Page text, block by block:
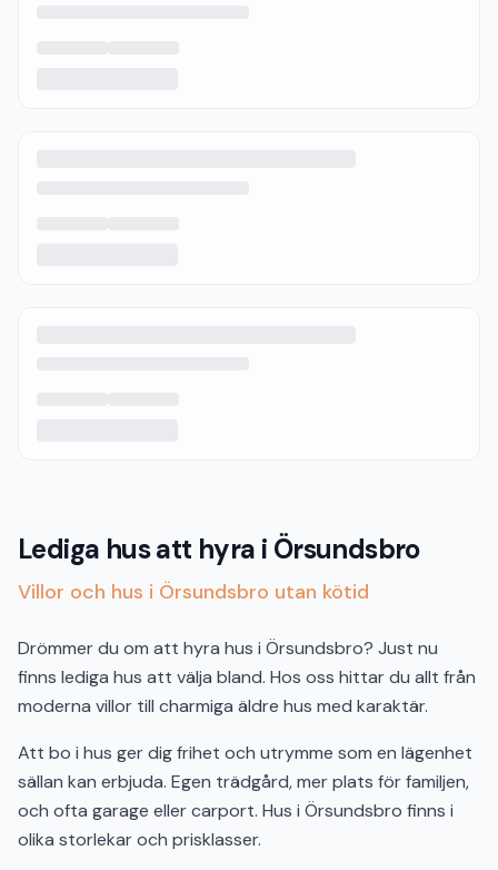
Lediga hus att hyra i Örsundsbro
Villor och hus i Örsundsbro utan kötid
Drömmer du om att hyra hus i Örsundsbro? Just nu
finns lediga hus att välja bland. Hos oss hittar du allt från
moderna villor till charmiga äldre hus med karaktär.
Att bo i hus ger dig frihet och utrymme som en lägenhet
sällan kan erbjuda. Egen trädgård, mer plats för familjen,
och ofta garage eller carport. Hus i Örsundsbro finns i
olika storlekar och prisklasser.